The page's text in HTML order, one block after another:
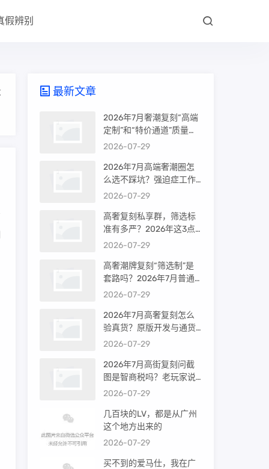
假辨别
最新文章
2026年7月奢潮复刻“高端
定制”和“特价通道”质量差
很多吗？内行人说出真相
2026-07-29
2026年7月高端奢潮圈怎
么选不踩坑？强迫症工作
室的筛选机制是真相还是
2026-07-29
高奢复刻私享群，筛选标
准有多严？2026年这3点
才是真相
2026-07-29
高奢潮牌复刻“筛选制”是
套路吗？2026年7月普通
买家能进高端群吗？
2026-07-29
2026年7月高奢复刻怎么
验真货？原版开发与通货
差距到底多大
2026-07-29
2026年7月高街复刻问截
图是智商税吗？老玩家说
出真相
2026-07-29
几百块的LV，都是从广州
这个地方出来的
2026-07-29
买不到的爱马仕，我在广